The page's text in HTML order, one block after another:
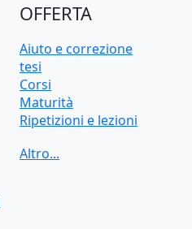
OFFERTA
Aiuto e correzione
tesi
Corsi
Maturità
Ripetizioni e lezioni
online